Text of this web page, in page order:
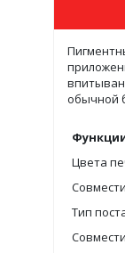
обычной
Цвета
Тип